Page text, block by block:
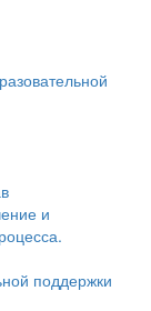
и
поддержки